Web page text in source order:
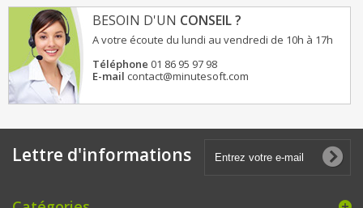
BESOIN D'UN CONSEIL ?
A votre écoute du lundi au vendredi de 10h à 17h
Téléphone 01 86 95 97 98
E-mail contact@minutesoft.com
Lettre d'informations